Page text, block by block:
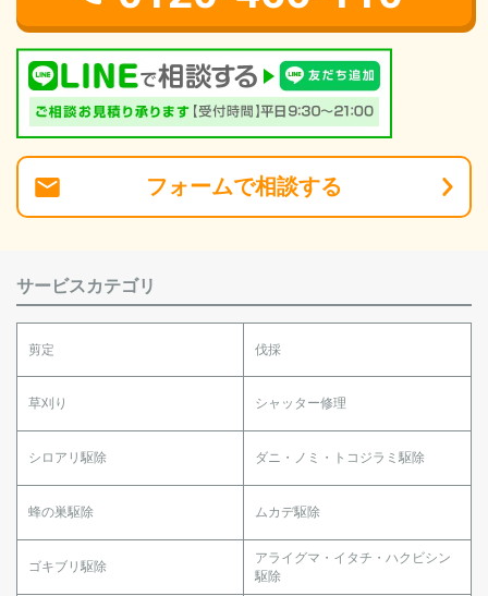
フォームで相談する
サービスカテゴリ
剪定 伐採
草刈り シャッター修理
シロアリ駆除 ダニ・ノミ・トコジラミ駆除
蜂の巣駆除 ムカデ駆除
ゴキブリ駆除
アライグマ・イタチ・ハクビシン
駆除